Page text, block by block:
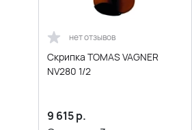
нет отзывов
Скрипка TOMAS VAGNER
NV280 1/2
9 615р.